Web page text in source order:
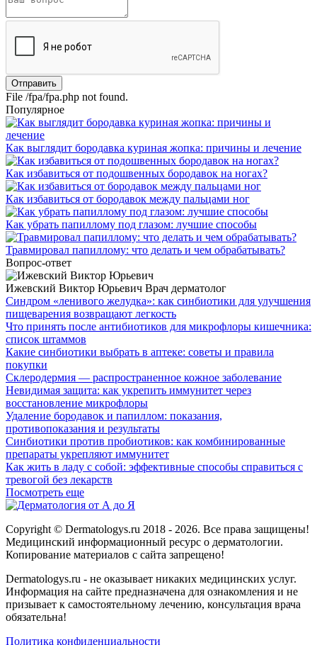
File /fpa/fpa.php not found.
Популярное
Как выглядит бородавка куриная жопка: причины и лечение
Как избавиться от подошвенных бородавок на ногах?
Как избавиться от бородавок между пальцами ног
Как убрать папиллому под глазом: лучшие способы
Травмировал папиллому: что делать и чем обрабатывать?
Вопрос-ответ
Ижевский Виктор Юрьевич Врач дерматолог
Синдром «ленивого желудка»: как синбиотики для улучшения
пищеварения возвращают легкость
Что принять после антибиотиков для микрофлоры кишечника:
список штаммов
Какие синбиотики выбрать в аптеке: советы и правила
покупки
Склеродермия — распространенное кожное заболевание
Невидимая защита: как укрепить иммунитет через
восстановление микрофлоры
Удаление бородавок и папиллом: показания,
противопоказания и результаты
Синбиотики против пробиотиков: как комбинированные
препараты укрепляют иммунитет
Как жить в ладу с собой: эффективные способы справиться с
тревогой без лекарств
Посмотреть еще
Copyright © Dermatologys.ru 2018 - 2026. Все права защищены!
Медицинский информационный ресурс о дерматологии.
Копирование материалов с сайта запрещено!
Dermatologys.ru - не оказывает никаких медицинских услуг.
Информация на сайте предназначена для ознакомления и не
призывает к самостоятельному лечению, консультация врача
обязательна!
Политика конфиденциальности